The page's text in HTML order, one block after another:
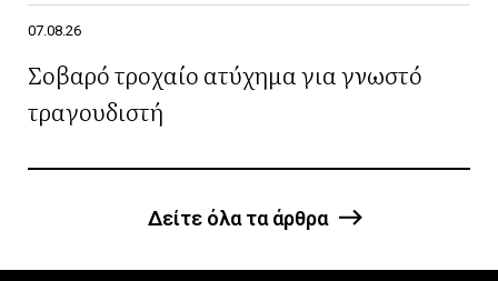
07.08.26
Σοβαρό τροχαίο ατύχημα για γνωστό
τραγουδιστή
Δείτε όλα τα άρθρα